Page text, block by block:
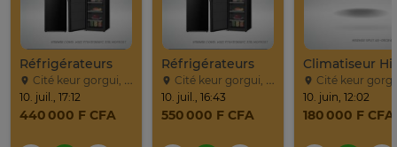
Réfrigérateurs
Cité keur gorgui, Dakar
10. juil., 17:12
440 000 F CFA
Réfrigérateurs
Cité keur gorgui, Dakar
10. juil., 16:43
550 000 F CFA
Cité keur gorgui,
10. juin, 12:02
180 000 F CFA